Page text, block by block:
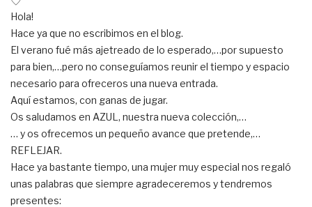
Hola!
Hace ya que no escribimos en el blog.
El verano fué más ajetreado de lo esperado,…por supuesto
para bien,…pero no conseguíamos reunir el tiempo y espacio
necesario para ofreceros una nueva entrada.
Aquí estamos, con ganas de jugar.
Os saludamos en AZUL, nuestra nueva colección,…
… y os ofrecemos un pequeño avance que pretende,…
REFLEJAR.
Hace ya bastante tiempo, una mujer muy especial nos regaló
unas palabras que siempre agradeceremos y tendremos
presentes: